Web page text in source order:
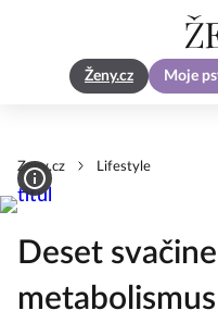
Ženy.cz Moje
Zeny.cz Lifestyle
Deset